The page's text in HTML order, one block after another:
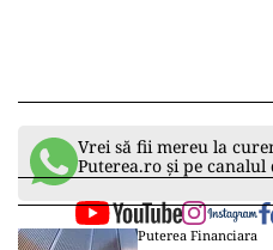
Vrei să fii mereu la
Puterea.ro și pe canalul
Puterea Financiara